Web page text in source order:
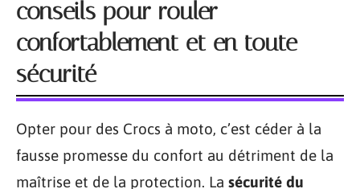
conseils pour rouler
confortablement et en toute
sécurité
Opter pour des Crocs à moto, c’est céder à la
fausse promesse du confort au détriment de la
maîtrise et de la protection. La sécurité du